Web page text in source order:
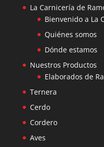
La Carnicería de
Bienvenido a La
Quiénes somos
Dónde estamos
Nuestros Productos
Elaborados de
Ternera
Cerdo
Cordero
Aves